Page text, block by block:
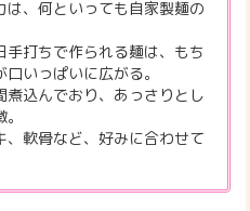
は、何といっても自家製麺の
打ちで作られる麺は、もち
いっぱいに広がる。
煮込んでおり、あっさりとし
軟骨など、好みに合わせて